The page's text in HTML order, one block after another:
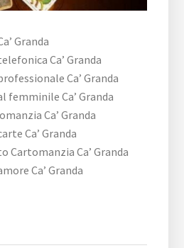
Granda
Ca’ Granda
Ca’ Granda
femminile Ca’ Granda
Ca’ Granda
Ca’ Granda
Cartomanzia Ca’ Granda
Ca’ Granda